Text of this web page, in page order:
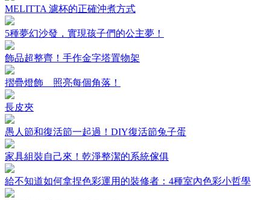
MELITTA 濾杯的正確沖煮方式
5種夢幻沙發，實現孩子們的公主夢！
飾品超整齊！手作金字塔置物架
摺疊燈飾 照亮每個角落！
長皮夾
愚人節和復活節一起過！DIY復活節兔子蛋
家具組裝自己來！乾淨整潔的系統傢俱
給不知道如何拿捏色彩運用的裝修者：4種室內色彩小哲學